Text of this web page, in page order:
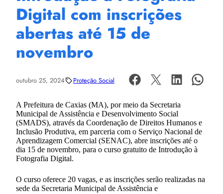
Digital com inscrições
abertas até 15 de
novembro
outubro 25, 2024 Proteção Social
A Prefeitura de Caxias (MA), por meio da Secretaria
Municipal de Assistência e Desenvolvimento Social
(SMADS), através da Coordenação de Direitos Humanos e
Inclusão Produtiva, em parceria com o Serviço Nacional de
Aprendizagem Comercial (SENAC), abre inscrições até o
dia 15 de novembro, para o curso gratuito de Introdução à
Fotografia Digital.
O curso oferece 20 vagas, e as inscrições serão realizadas na
sede da Secretaria Municipal de Assistência e